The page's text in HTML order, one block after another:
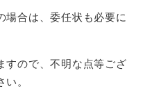
合は、委任状も必要に
ので、不明な点等ござ
。